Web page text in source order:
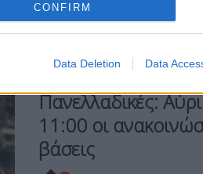
CONFIRM
Data Deletion Data
ΠΕΡΙΣΣΌΤΕΡΑ ...
Πανελλαδικές:
11:00 οι
βάσεις